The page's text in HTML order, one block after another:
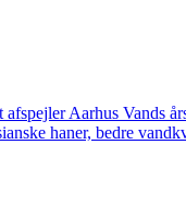
Aarhus Vands
haner, bedre